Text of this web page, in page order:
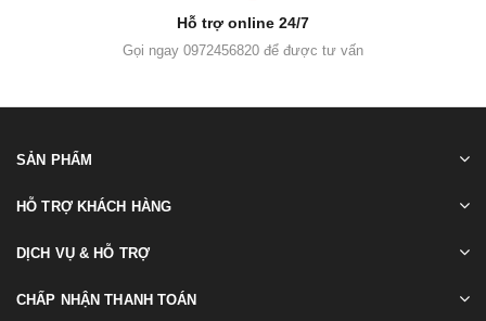
Hỗ trợ online 24/7
Gọi ngay 0972456820 để được tư vấn
SẢN PHẨM
HỖ TRỢ KHÁCH HÀNG
DỊCH VỤ & HỖ TRỢ
CHẤP NHẬN THANH TOÁN